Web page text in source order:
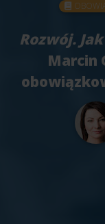
Rozwój.
Marcin